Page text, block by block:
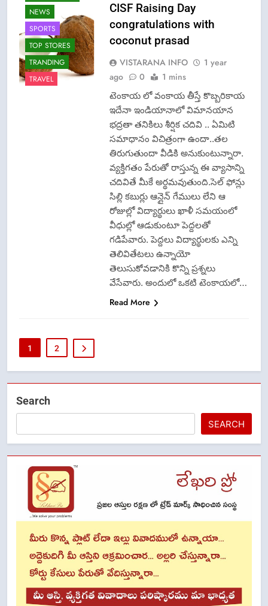
NEWS
SPORTS
TOP STORES
TRANDING
TRAVEL
CISF Raising Day
congratulations with
coconut prasad
VISTARANA INFO
1 year
ago
0 1 mins
టెంకాయ లో వంకాయ తీస్తే కొబ్బరికాయ
ఇదేనా ఇండియానాలో విమానయాన
భద్రతా తనికిలు శీర్షిక చదివి .. ఏమిటి
సమాధానం విచిత్రంగా ఉందా..తల
తిరుగుతుందా వీడికి అనుకుంటున్నారా.
వ్యక్తిగతం పేరుతో రాస్తున్న ఈ వ్యాసాన్ని
చదివితే మీకే అర్థమవుతుంది.సెల్ ఫోన్లు
సిల్లి కబుర్లు ఆన్లైన్ గేములు లేని ఆ
రోజుల్లో విద్యార్థులు ఖాళీ సమయంలో
వీధుల్లో ఆడుకుంటూ పెద్దలతో
గడిపేవారు. పెద్దలు విద్యార్థులకు ఎన్ని
తెలివితేటలు ఉన్నాయో
తెలుసుకోవడానికి కొన్ని ప్రశ్నలు
వేసేవారు. అందులో ఒకటి టెంకాయలో…
Read More
1 2
Search
SEARCH